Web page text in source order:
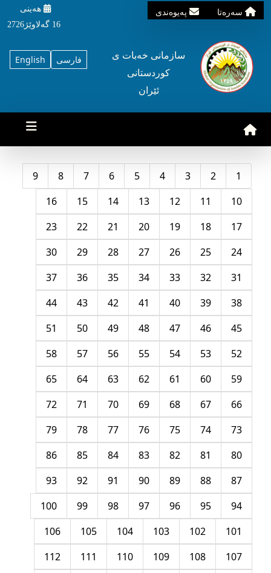
سه‌ره‌تا په‌یوه‌ندی
هه‌ینی
16 گه‌لاوێژ2726
English فارسی
سازمانی خه‌بات ی
کوردستانی
ئێران
1
2
3
4
5
6
7
8
9
10
11
12
13
14
15
16
17
18
19
20
21
22
23
24
25
26
27
28
29
30
31
32
33
34
35
36
37
38
39
40
41
42
43
44
45
46
47
48
49
50
51
52
53
54
55
56
57
58
59
60
61
62
63
64
65
66
67
68
69
70
71
72
73
74
75
76
77
78
79
80
81
82
83
84
85
86
87
88
89
90
91
92
93
94
95
96
97
98
99
100
101
102
103
104
105
106
107
108
109
110
111
112